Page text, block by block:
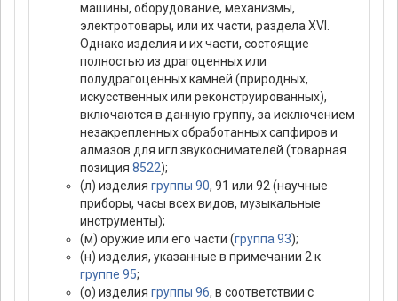
машины, оборудование, механизмы,
электротовары, или их части, раздела XVI.
Однако изделия и их части, состоящие
полностью из драгоценных или
полудрагоценных камней (природных,
искусственных или реконструированных),
включаются в данную группу, за исключением
незакрепленных обработанных сапфиров и
алмазов для игл звукоснимателей (товарная
позиция 8522);
(л) изделия группы 90, 91 или 92 (научные
приборы, часы всех видов, музыкальные
инструменты);
(м) оружие или его части (группа 93);
(н) изделия, указанные в примечании 2 к
группе 95;
(о) изделия группы 96, в соответствии с